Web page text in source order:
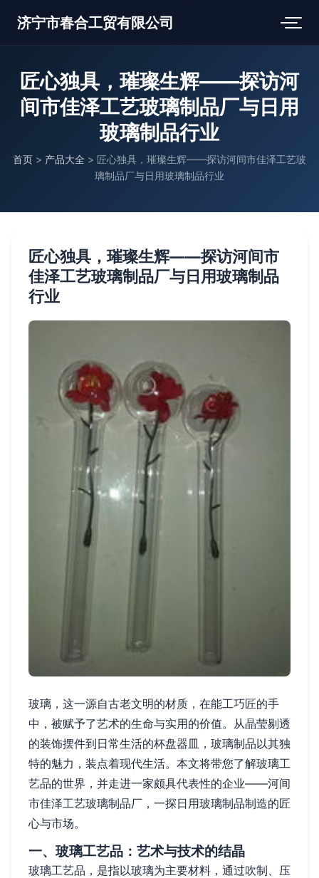
济宁市春合工贸有限公司
匠心独具，璀璨生辉——探访河
间市佳泽工艺玻璃制品厂与日用
玻璃制品行业
首页 > 产品大全 > 匠心独具，璀璨生辉——探访河间市佳泽工艺玻
璃制品厂与日用玻璃制品行业
匠心独具，璀璨生辉——探访河间市
佳泽工艺玻璃制品厂与日用玻璃制品
行业
玻璃，这一源自古老文明的材质，在能工巧匠的手
中，被赋予了艺术的生命与实用的价值。从晶莹剔透
的装饰摆件到日常生活的杯盘器皿，玻璃制品以其独
特的魅力，装点着现代生活。本文将带您了解玻璃工
艺品的世界，并走进一家颇具代表性的企业——河间
市佳泽工艺玻璃制品厂，一探日用玻璃制品制造的匠
心与市场。
一、玻璃工艺品：艺术与技术的结晶
玻璃工艺品，是指以玻璃为主要材料，通过吹制、压